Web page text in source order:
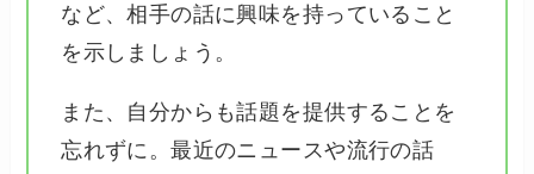
など、相手の話に興味を持っていること
を示しましょう。
また、自分からも話題を提供することを
忘れずに。最近のニュースや流行の話